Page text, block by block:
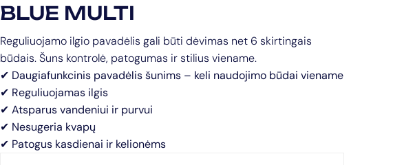
BLUE MULTI
Reguliuojamo ilgio pavadėlis gali būti dėvimas net 6 skirtingais
būdais. Šuns kontrolė, patogumas ir stilius viename.
✔ Daugiafunkcinis pavadėlis šunims – keli naudojimo būdai viename
✔ Reguliuojamas ilgis
✔ Atsparus vandeniui ir purvui
✔ Nesugeria kvapų
✔ Patogus kasdienai ir kelionėms